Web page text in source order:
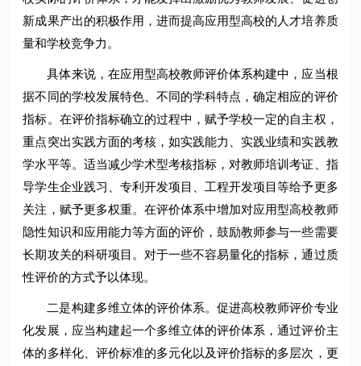
新成果产出的积极作用，进而提高应用型高校的人才培养质
量和学校竞争力。
具体来说，在应用型高校教师评价体系构建中，应当根
据不同的学校发展特色、不同的学科特点，确定相应的评价
指标。在评价指标确立的过程中，赋予学校一定的自主权，
重点突出实践方面的考核，如实践能力、实践业绩和实践教
学水平等。适当减少学术型考核指标，对教师培训考证、指
导学生企业践习、专利开发项目、工程开发项目等给予更多
关注，赋予更多权重。在评价体系中增加对应用型高校教师
隐性知识和应用能力等方面的评价，鼓励教师参与一些需要
长期攻关的科研项目。对于一些不容易量化的指标，通过质
性评价的方式予以体现。
二是构建多维立体的评价体系。促进高校教师评价专业
化发展，应当构建起一个多维立体的评价体系，通过评价主
体的多样化、评价标准的多元化以及评价指标的多层次，更